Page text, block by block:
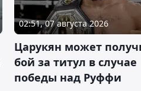
02:51, 07 августа 2026
Царукян может
бой за титул в случае
победы над Руффи